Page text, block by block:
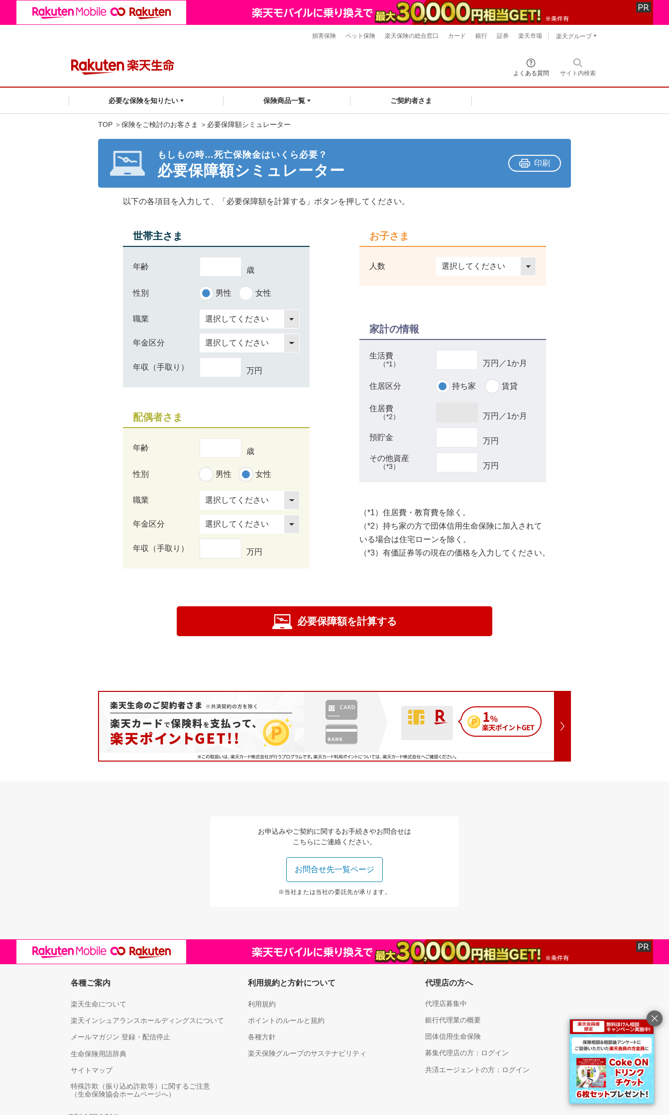
よくある質問 サイト内検索
必要な保険を知りたい 保険商品一覧 ご契約者さま
損害保険 ペット保険 楽天保険の総合窓口 カード 銀行 証券 楽天市場 楽天グループ
TOP ＞保険をご検討のお客さま ＞ 必要保障額シミュレーター
もしもの時…死亡保険金はいくら必要？
必要保障額シミュレーター 印刷
以下の各項目を入力して、「必要保障額を計算する」ボタンを押してください。
世帯主さま
年齢 歳
性別 男性 女性
職業
年金区分
年収（手取り） 万円
配偶者さま
年齢 歳
性別 男性 女性
職業
年金区分
年収（手取り） 万円
お子さま
人数
家計の情報
生活費
（*1） 万円／1か月
住居区分 持ち家 賃貸
住居費
（*2） 万円／1か月
預貯金 万円
その他資産
（*3） 万円
（*1）住居費・教育費を除く。
（*2）持ち家の方で団体信用生命保険に加入されて
いる場合は住宅ローンを除く。
（*3）有価証券等の現在の価格を入力してください。
必要保障額を計算する
お申込みやご契約に関するお手続きやお問合せは
こちらにご連絡ください。
お問合せ先一覧ページ
※当社または当社の委託先が承ります。
各種ご案内
楽天生命について
楽天インシュアランスホールディングスについて
メールマガジン 登録・配信停止
生命保険用語辞典
サイトマップ
特殊詐欺（振り込め詐欺等）に関するご注意
（生命保険協会ホームページへ）
利用規約と方針について
利用規約
ポイントのルールと規約
各種方針
楽天保険グループのサステナビリティ
代理店の方へ
代理店募集中
銀行代理業の概要
団体信用生命保険
募集代理店の方：ログイン
共済エージェントの方：ログイン